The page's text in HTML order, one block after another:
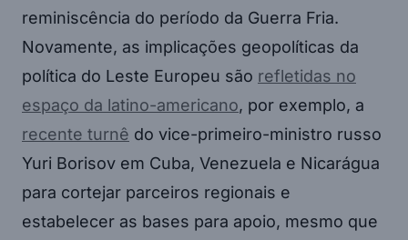
reminiscência do período da Guerra Fria.
Novamente, as implicações geopolíticas da
política do Leste Europeu são refletidas no
espaço da latino-americano, por exemplo, a
recente turnê do vice-primeiro-ministro russo
Yuri Borisov em Cuba, Venezuela e Nicarágua
para cortejar parceiros regionais e
estabelecer as bases para apoio, mesmo que